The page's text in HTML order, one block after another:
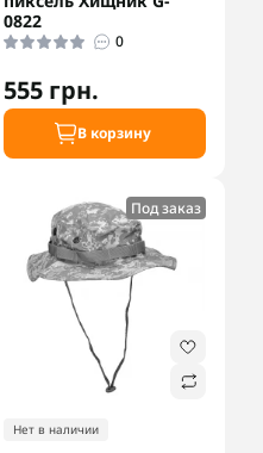
0822
0
555 грн.
В корзину
Под заказ
Нет в наличии